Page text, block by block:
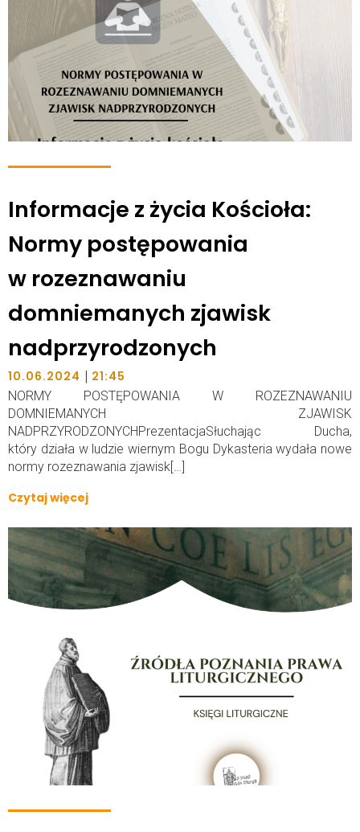
Informacje z życia Kościoła:
Normy postępowania
w rozeznawaniu
domniemanych zjawisk
nadprzyrodzonych
10.06.2024 | 21:45
NORMY POSTĘPOWANIA W ROZEZNAWANIU
DOMNIEMANYCH ZJAWISK
NADPRZYRODZONYCHPrezentacjaSłuchając Ducha,
który działa w ludzie wiernym Bogu Dykasteria wydała nowe
normy rozeznawania zjawisk[…]
Czytaj więcej